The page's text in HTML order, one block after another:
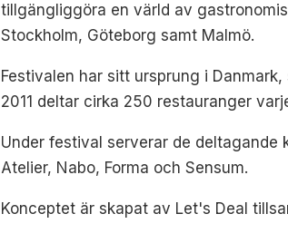
tillgängliggöra en värld av
Stockholm, Göteborg samt Malmö.
Festivalen har sitt ursprung i
2011 deltar cirka 250 restauranger
Under festival serverar de
Atelier, Nabo, Forma och Sensum.
Konceptet är skapat av Let's Deal